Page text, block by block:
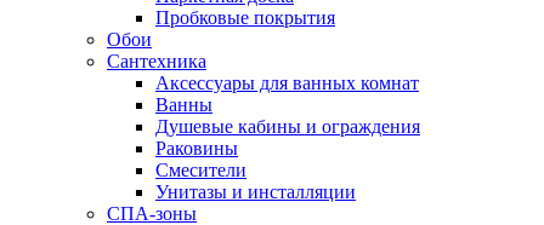
Пробковые покрытия
Обои
Сантехника
Аксессуары для ванных комнат
Ванны
Душевые кабины и ограждения
Раковины
Смесители
Унитазы и инсталляции
СПА-зоны